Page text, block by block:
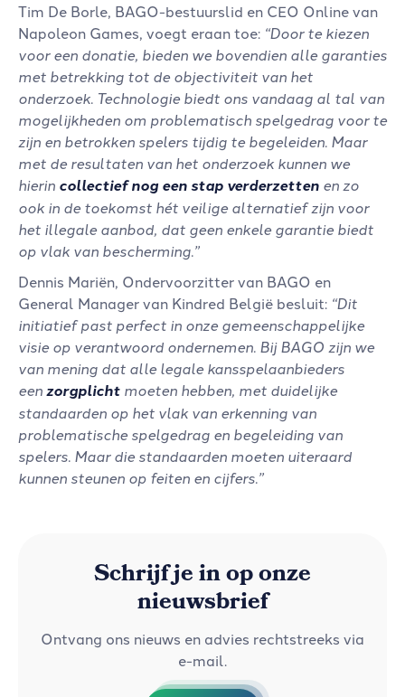
Tim De Borle, BAGO-bestuurslid en CEO Online van
Napoleon Games, voegt eraan toe: “Door te kiezen
voor een donatie, bieden we bovendien alle garanties
met betrekking tot de objectiviteit van het
onderzoek. Technologie biedt ons vandaag al tal van
mogelijkheden om problematisch spelgedrag voor te
zijn en betrokken spelers tijdig te begeleiden. Maar
met de resultaten van het onderzoek kunnen we
hierin collectief nog een stap verderzetten en zo
ook in de toekomst hét veilige alternatief zijn voor
het illegale aanbod, dat geen enkele garantie biedt
op vlak van bescherming.”
Dennis Mariën, Ondervoorzitter van BAGO en
General Manager van Kindred België besluit: “Dit
initiatief past perfect in onze gemeenschappelijke
visie op verantwoord ondernemen. Bij BAGO zijn we
van mening dat alle legale kansspelaanbieders
eenzorgplicht moeten hebben, met duidelijke
standaarden op het vlak van erkenning van
problematische spelgedrag en begeleiding van
spelers. Maar die standaarden moeten uiteraard
kunnen steunen op feiten en cijfers.”
Schrijf je in op onze
nieuwsbrief
Ontvang ons nieuws en advies rechtstreeks via
e-mail.